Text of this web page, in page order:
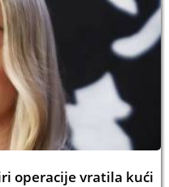
operacije vratila kući